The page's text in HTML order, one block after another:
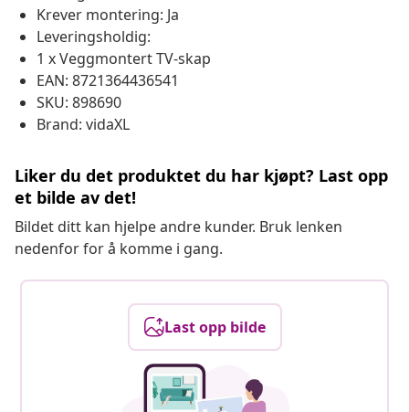
Krever montering: Ja
Leveringsholdig:
1 x Veggmontert TV-skap
EAN: 8721364436541
SKU: 898690
Brand: vidaXL
Liker du det produktet du har kjøpt? Last opp
et bilde av det!
Bildet ditt kan hjelpe andre kunder. Bruk lenken
nedenfor for å komme i gang.
Last opp bilde